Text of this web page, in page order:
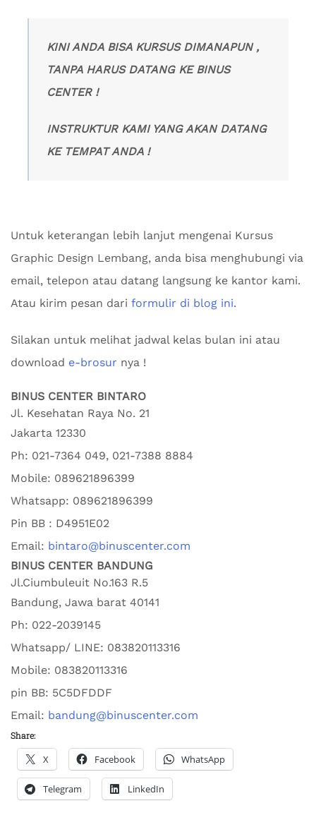
KINI ANDA BISA KURSUS DIMANAPUN ,
TANPA HARUS DATANG KE BINUS
CENTER !
INSTRUKTUR KAMI YANG AKAN DATANG
KE TEMPAT ANDA !
Untuk keterangan lebih lanjut mengenai Kursus
Graphic Design Lembang, anda bisa menghubungi via
email, telepon atau datang langsung ke kantor kami.
Atau kirim pesan dari formulir di blog ini.
Silakan untuk melihat jadwal kelas bulan ini atau
download e-brosur nya !
BINUS CENTER BINTARO
Jl. Kesehatan Raya No. 21
Jakarta 12330
Ph: 021-7364 049, 021-7388 8884
Mobile: 089621896399
Whatsapp: 089621896399
Pin BB : D4951E02
Email: bintaro@binuscenter.com
BINUS CENTER BANDUNG
Jl.Ciumbuleuit No.163 R.5
Bandung, Jawa barat 40141
Ph: 022-2039145
Whatsapp/ LINE: 083820113316
Mobile: 083820113316
pin BB: 5C5DFDDF
Email: bandung@binuscenter.com
Share:
X Facebook WhatsApp
Telegram LinkedIn